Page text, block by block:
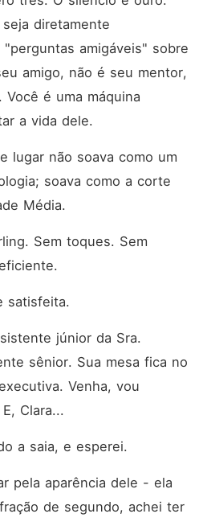
diretamente
amigáveis" sobre
amigo, não é seu mentor,
é uma máquina
a vida dele.
lugar não soava como um
soava como a corte
Média.
Sem toques. Sem
satisfeita.
júnior da Sra.
sênior. Sua mesa fica no
Venha, vou
Clara...
a saia, e esperei.
pela aparência dele - ela
de segundo, achei ter